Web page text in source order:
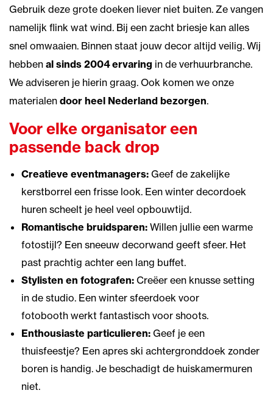
Gebruik deze grote doeken liever niet buiten. Ze vangen
namelijk flink wat wind. Bij een zacht briesje kan alles
snel omwaaien. Binnen staat jouw decor altijd veilig. Wij
hebben al sinds 2004 ervaring in de verhuurbranche.
We adviseren je hierin graag. Ook komen we onze
materialen door heel Nederland bezorgen.
Voor elke organisator een
passende back drop
Creatieve eventmanagers: Geef de zakelijke
kerstborrel een frisse look. Een winter decordoek
huren scheelt je heel veel opbouwtijd.
Romantische bruidsparen: Willen jullie een warme
fotostijl? Een sneeuw decorwand geeft sfeer. Het
past prachtig achter een lang buffet.
Stylisten en fotografen: Creëer een knusse setting
in de studio. Een winter sfeerdoek voor
fotobooth werkt fantastisch voor shoots.
Enthousiaste particulieren: Geef je een
thuisfeestje? Een apres ski achtergronddoek zonder
boren is handig. Je beschadigt de huiskamermuren
niet.